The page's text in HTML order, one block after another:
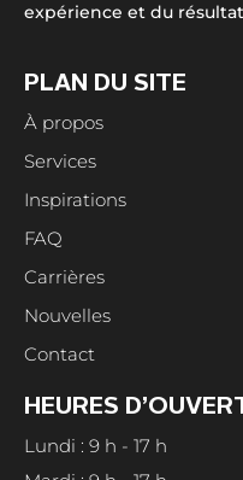
expérience et du
PLAN DU SITE
À propos
Services
Inspirations
FAQ
Carrières
Nouvelles
Contact
HEURES
Lundi : 9 h - 17 h